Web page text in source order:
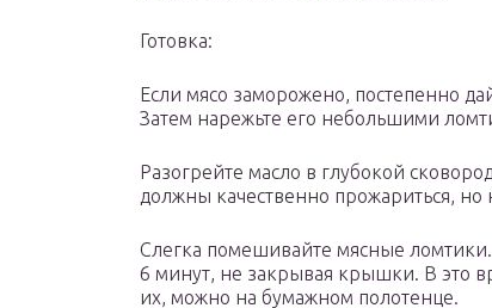
Готовка:
Если мясо заморожено, постепенно
Затем нарежьте его небольшими
Разогрейте масло в глубокой
должны качественно прожариться, но
Слегка помешивайте мясные
6 минут, не закрывая крышки. В это
их, можно на бумажном полотенце.